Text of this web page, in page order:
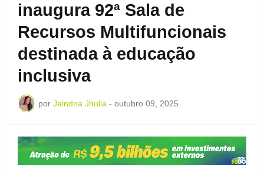
inaugura 92ª Sala de
Recursos Multifuncionais
destinada à educação
inclusiva
por Jaindna Jhulia - outubro 09, 2025